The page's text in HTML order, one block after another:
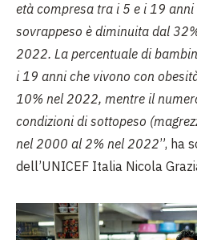
età compresa tra i 5 e i 19 anni
sovrappeso è diminuita dal
2022. La percentuale di
i 19 anni che vivono con
10% nel 2022, mentre il
condizioni di sottopeso
nel 2000 al 2% nel 2022”, ha
dell’UNICEF Italia Nicola